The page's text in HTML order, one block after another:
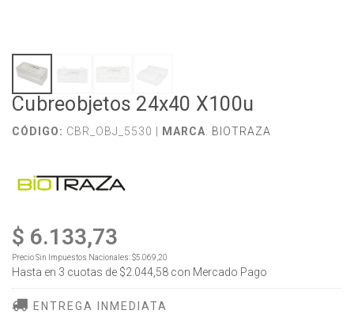
Cubreobjetos 24x40 X100u
CÓDIGO: CBR_OBJ_5530 | MARCA: BIOTRAZA
$ 6.133,73
Precio Sin Impuestos Nacionales:$5.069,20
Hasta en 3 cuotas de $2.044,58 con Mercado Pago
ENTREGA INMEDIATA